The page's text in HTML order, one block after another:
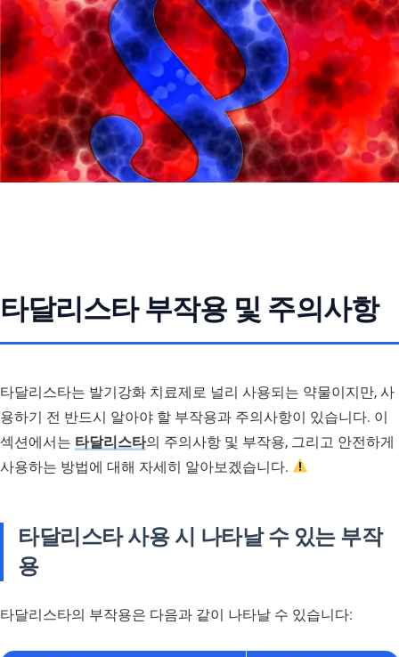
타달리스타 부작용 및 주의사항
타달리스타는 발기강화 치료제로 널리 사용되는 약물이지만, 사
용하기 전 반드시 알아야 할 부작용과 주의사항이 있습니다. 이
섹션에서는 타달리스타의 주의사항 및 부작용, 그리고 안전하게
사용하는 방법에 대해 자세히 알아보겠습니다.
타달리스타 사용 시 나타날 수 있는 부작
용
타달리스타의 부작용은 다음과 같이 나타날 수 있습니다: